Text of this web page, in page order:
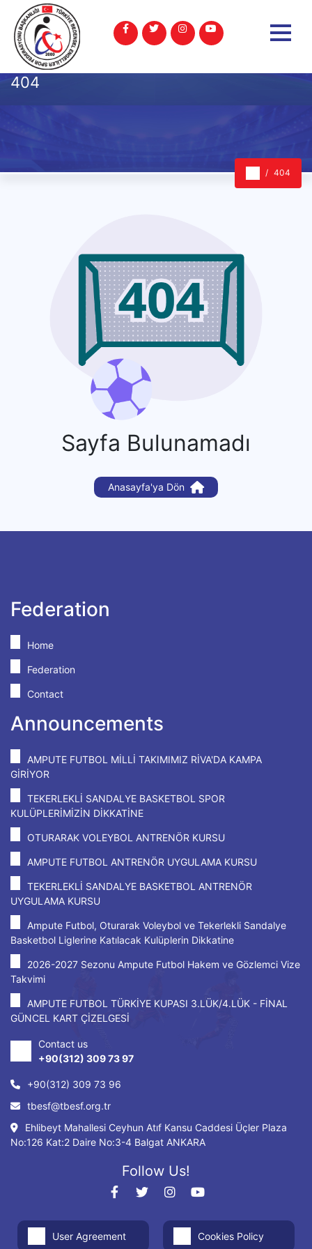
404
404
Sayfa Bulunamadı
Anasayfa'ya Dön
Federation
Home
Federation
Contact
Announcements
AMPUTE FUTBOL MİLLİ TAKIMIMIZ RİVA'DA KAMPA
GİRİYOR
TEKERLEKLİ SANDALYE BASKETBOL SPOR
KULÜPLERİMİZİN DİKKATİNE
OTURARAK VOLEYBOL ANTRENÖR KURSU
AMPUTE FUTBOL ANTRENÖR UYGULAMA KURSU
TEKERLEKLİ SANDALYE BASKETBOL ANTRENÖR
UYGULAMA KURSU
Ampute Futbol, Oturarak Voleybol ve Tekerlekli Sandalye
Basketbol Liglerine Katılacak Kulüplerin Dikkatine
2026-2027 Sezonu Ampute Futbol Hakem ve Gözlemci Vize
Takvimi
AMPUTE FUTBOL TÜRKİYE KUPASI 3.LÜK/4.LÜK - FİNAL
GÜNCEL KART ÇİZELGESİ
Contact us
+90(312) 309 73 97
+90(312) 309 73 96
tbesf@tbesf.org.tr
Ehlibeyt Mahallesi Ceyhun Atıf Kansu Caddesi Üçler Plaza
No:126 Kat:2 Daire No:3-4 Balgat ANKARA
Follow Us!
User Agreement Cookies Policy